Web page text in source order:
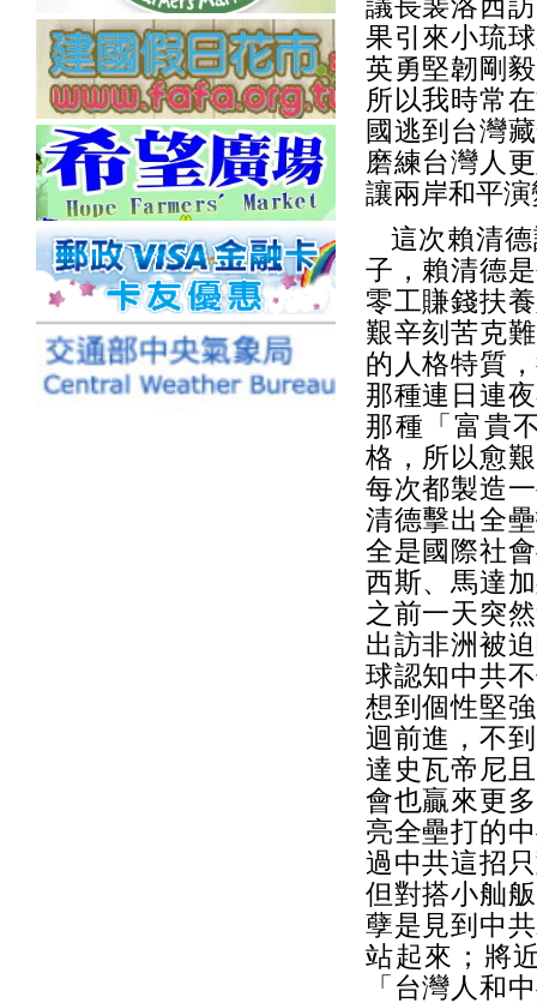
議長裴洛西
果引來小琉
英勇堅韌剛
所以我時常
國逃到台灣
磨練台灣人
讓兩岸和平
這次賴清德
子，賴清德
零工賺錢扶
艱辛刻苦克
的人格特質
那種連日連
那種「富貴
格，所以愈
每次都製造
清德擊出全
全是國際社
西斯、馬達
之前一天突
出訪非洲被
球認知中共
想到個性堅
迴前進，不
達史瓦帝尼
會也贏來更
亮全壘打的
過中共這招
但對搭小舢
孽是見到中
站起來；將
「台灣人和